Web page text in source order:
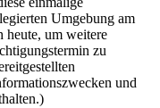
Umgebung am
heute, um weitere
zu
und